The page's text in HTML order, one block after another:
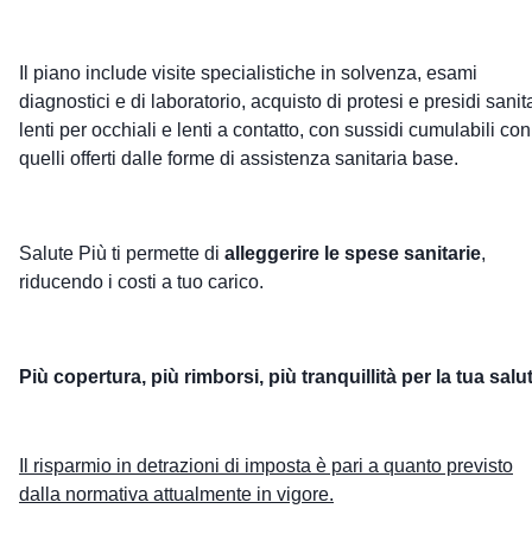
Il piano include visite specialistiche in solvenza, esami
diagnostici e di laboratorio, acquisto di protesi e presidi
lenti per occhiali e lenti a contatto, con sussidi cumulabili con
quelli offerti dalle forme di assistenza sanitaria base.
Salute Più ti permette di alleggerire le spese sanitarie,
riducendo i costi a tuo carico.
Più copertura, più rimborsi, più tranquillità per la tua
Il risparmio in detrazioni di imposta è pari a quanto previsto
dalla normativa attualmente in vigore.